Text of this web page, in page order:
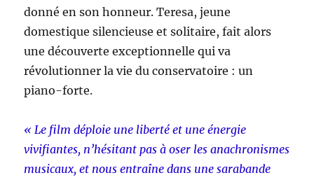
donné en son honneur. Teresa, jeune
domestique silencieuse et solitaire, fait alors
une découverte exceptionnelle qui va
révolutionner la vie du conservatoire : un
piano-forte.
« Le film déploie une liberté et une énergie
vivifiantes, n’hésitant pas à oser les anachronismes
musicaux, et nous entraîne dans une sarabande